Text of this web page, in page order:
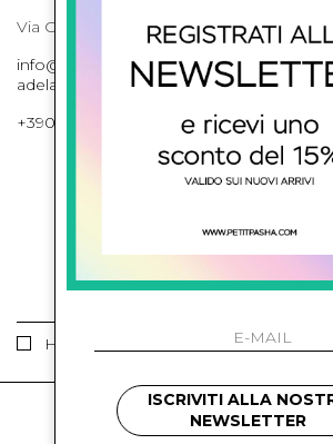
Via Cilea, 255 Napoli Corso Umberto I
info@petitpasha.com,
adelaide.petitpasha@hotmail.com
+39081643421 , +390812351280
ISCRIVITI ALLA
Ho letto ed accettato le condizioni
kids
ISCRIVITI ALLA
NEWSLETTER